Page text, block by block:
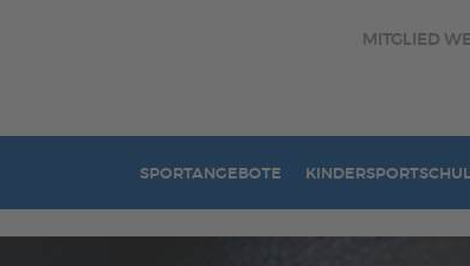
MITGLIED
SPORTANGEBOTE